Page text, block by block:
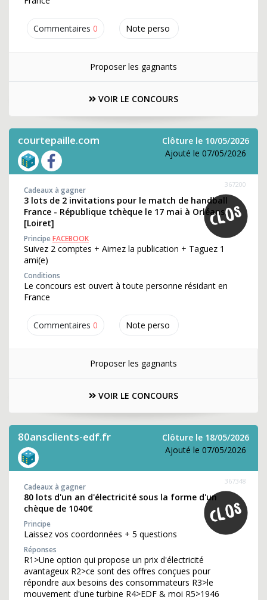
Commentaires 0 Note perso
Proposer les gagnants
VOIR LE CONCOURS
courtepaille.com
Clôture le 10/05/2026
Ajouté le 07/05/2026
Commentaires 0 Note perso
367200
Cadeaux à gagner
3 lots de 2 invitations pour le match de handball
France - République tchèque le 17 mai à Orléans
[Loiret]
PrincipeFACEBOOK
Suivez 2 comptes + Aimez la publication + Taguez 1
ami(e)
Conditions
Le concours est ouvert à toute personne résidant en
France
Proposer les gagnants
VOIR LE CONCOURS
80ansclients-edf.fr
Clôture le 18/05/2026
Ajouté le 07/05/2026
367348
Cadeaux à gagner
80 lots d'un an d'électricité sous la forme d'un
chèque de 1040€
Principe
Laissez vos coordonnées + 5 questions
Réponses
R1>Une option qui propose un prix d'électricité
avantageux R2>ce sont des offres conçues pour
répondre aux besoins des consommateurs R3>le
mouvement d'une turbine R4>EDF & moi R5>1946